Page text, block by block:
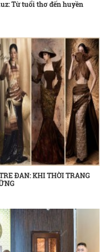
Từ tuổi thơ đến huyền
ĐAN: KHI THỜI TRANG